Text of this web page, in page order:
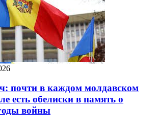
почти в каждом молдавском
есть обелиски в память о
войны